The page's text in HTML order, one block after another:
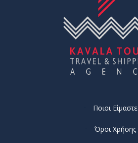
Ποιοι Είμαστε
Όροι Χρήσης